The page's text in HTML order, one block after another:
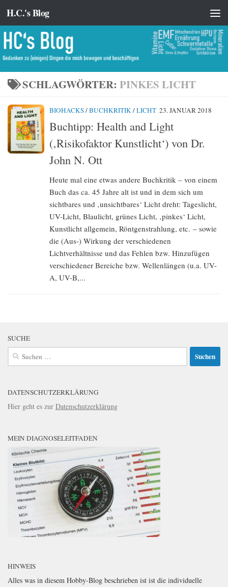
Zum Inhalt springen
H.C.'s Blog
SCHLAGWÖRTER: PINKES LICHT
BIOHACKS/BUCHKRITIK/LICHT 23. JANUAR 2018
Buchtipp: Health and Light
(‚Risikofaktor Kunstlicht‘) von Dr.
John N. Ott
Heute mal eine etwas andere Buchkritik – von einem
Buch das ca. 45 Jahre alt ist und in dem sich um
sichtbares und ‚unsichtbares‘ Licht dreht: Tageslicht,
UV-Licht, Blaulicht, grünes Licht, ‚pinkes‘ Licht,
Kunstlicht allgemein, Röntgenstrahlung, etc. – sowie
die (Aus-) Wirkung der verschiedenen
Lichtverhältnisse und das Fehlen bzw. Hinzufügen
verschiedener Bereiche bzw. Wellenlängen (u.a. UV-
A, UV-B,...
SUCHE
Suchen
nach:
DATENSCHUTZERKLÄRUNG
Hier geht es zur Datenschutzerklärung
MEIN DIAGNOSELEITFADEN
HINWEIS
Alles was in diesem Hobby-Blog beschrieben ist ist die individuelle